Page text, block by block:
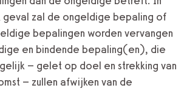
zal de ongeldige bepaling of
bepalingen worden vervangen
en bindende bepaling(en), die
– gelet op doel en strekking van
– zullen afwijken van de